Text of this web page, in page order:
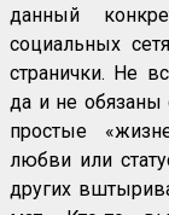
данный
социальных
странички. Не
да и не обязаны
простые
любви или
других